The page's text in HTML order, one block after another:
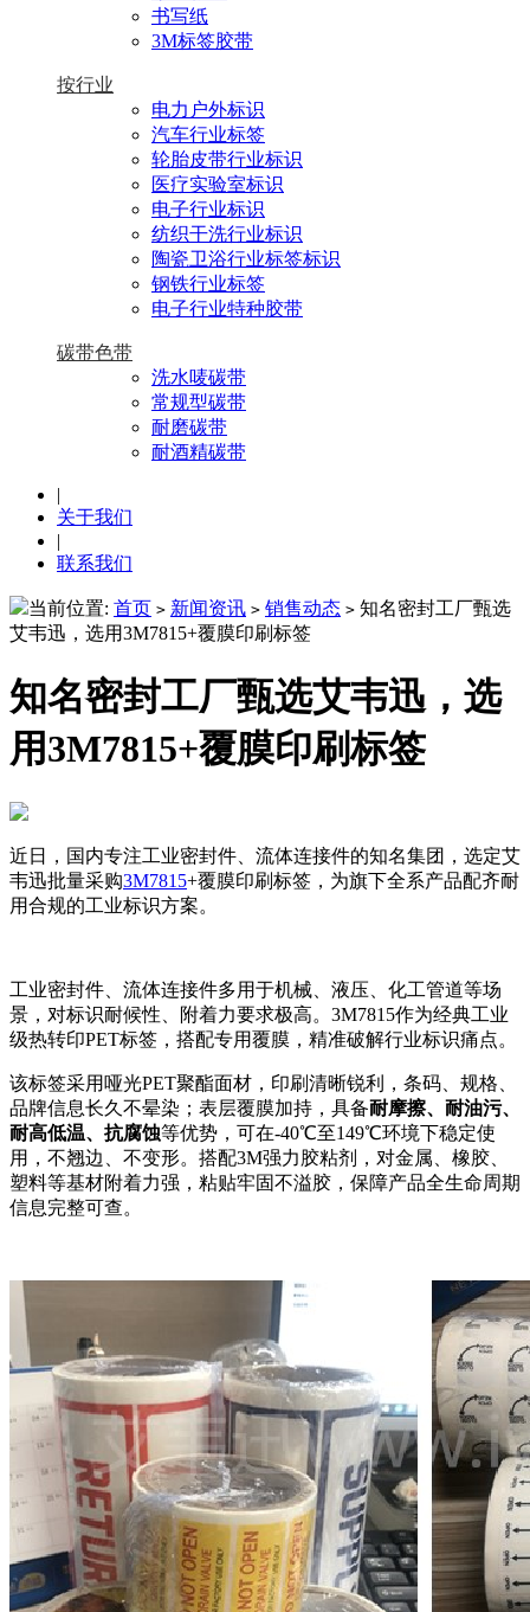
书写纸
3M标签胶带
按行业
电力户外标识
汽车行业标签
轮胎皮带行业标识
医疗实验室标识
电子行业标识
纺织干洗行业标识
陶瓷卫浴行业标签标识
钢铁行业标签
电子行业特种胶带
碳带色带
洗水唛碳带
常规型碳带
耐磨碳带
耐酒精碳带
|
关于我们
|
联系我们
当前位置: 首页 > 新闻资讯 > 销售动态 > 知名密封工厂甄选
艾韦迅，选用3M7815+覆膜印刷标签
知名密封工厂甄选艾韦迅，选
用3M7815+覆膜印刷标签
近日，国内专注工业密封件、流体连接件的知名集团，选定艾
韦迅批量采购3M7815+覆膜印刷标签，为旗下全系产品配齐耐
用合规的工业标识方案。
工业密封件、流体连接件多用于机械、液压、化工管道等场
景，对标识耐候性、附着力要求极高。3M7815作为经典工业
级热转印PET标签，搭配专用覆膜，精准破解行业标识痛点。
该标签采用哑光PET聚酯面材，印刷清晰锐利，条码、规格、
品牌信息长久不晕染；表层覆膜加持，具备耐摩擦、耐油污、
耐高低温、抗腐蚀等优势，可在-40℃至149℃环境下稳定使
用，不翘边、不变形。搭配3M强力胶粘剂，对金属、橡胶、
塑料等基材附着力强，粘贴牢固不溢胶，保障产品全生命周期
信息完整可查。